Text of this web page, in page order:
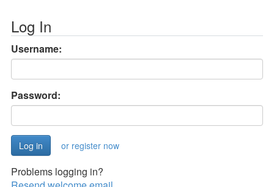
Log In
Username:
Password:
or register now
Problems logging in?